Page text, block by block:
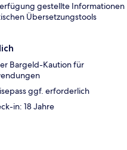
gestellte Informationen
Übersetzungstools
Bargeld-Kaution für
ggf. erforderlich
in: 18 Jahre